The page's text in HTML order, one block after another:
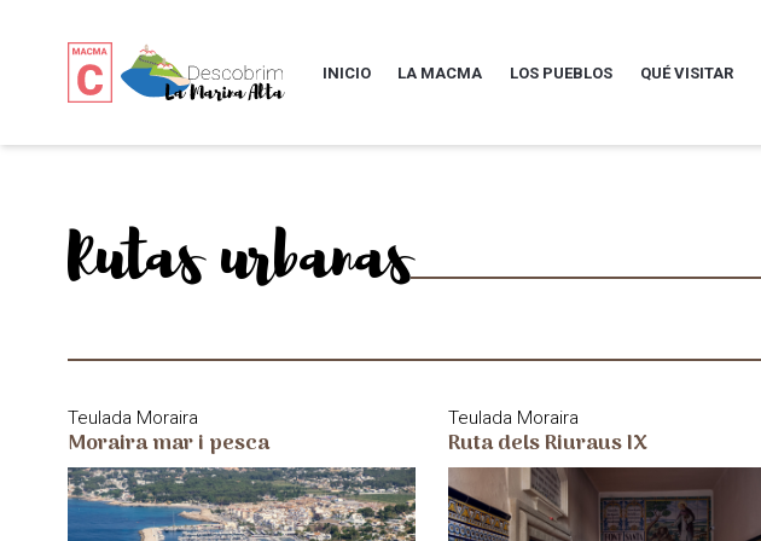
INICIO LA MACMA LOS PUEBLOS QUÉ VISITAR
Rutas urbanas
Teulada Moraira
Moraira mar i pesca
Teulada Moraira
Ruta dels Riuraus IX